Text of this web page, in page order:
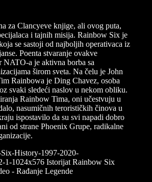
za Clancyeve knjige, ali ovog puta,
i tajnih misija. Rainbow Six je
se sastoji od najboljih operativaca iz
Poenta stvaranje ovakve
NATO-a je aktivna borba sa
širom sveta. Na čelu je John
Rainbowa je Ding Chavez, osoba
svaki sledeći naslov u nekom obliku.
Rainbow Tima, oni učestvuju u
nasumičnih terorističkih činova u
ispostavilo da su svi napadi dobro
od strane Phoenix Grupe, radikalne